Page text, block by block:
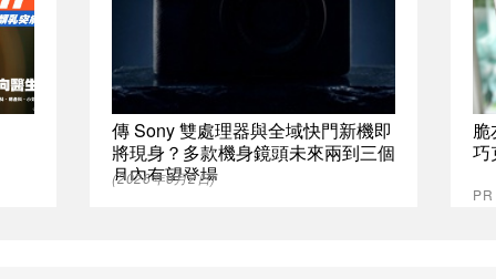
傳 Sony 雙處理器與全域快門新機即
將現身？多款機身鏡頭未來兩到三個
月內有望登場
(2026年6月2日)
脆
巧